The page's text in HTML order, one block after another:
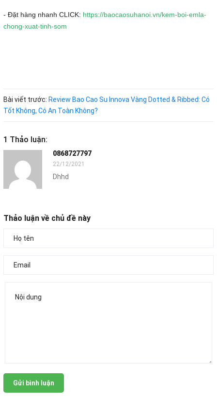
- Đặt hàng nhanh CLICK: https://baocaosuhanoi.vn/kem-boi-emla-
chong-xuat-tinh-som
Bài viết trước: Review Bao Cao Su Innova Vàng Dotted & Ribbed: Có
Tốt Không, Có An Toàn Không?
1 Thảo luận:
0868727797
22/12/2021
Dhhd
Thảo luận về chủ đề này
Gửi bình luận